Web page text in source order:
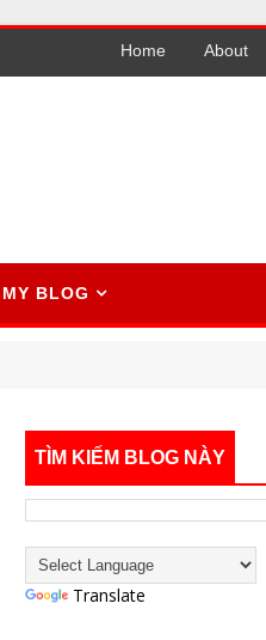
Home About
MY BLOG
TÌM KIẾM BLOG NÀY
Translate